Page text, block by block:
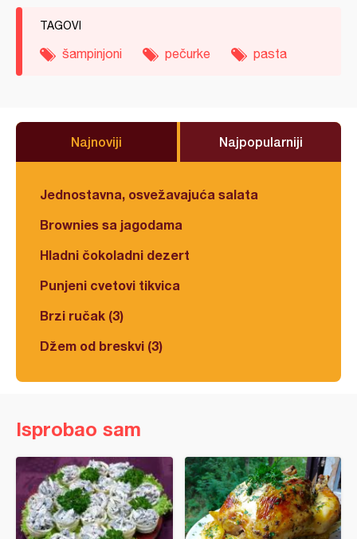
TAGOVI
šampinjoni pečurke pasta
Najnoviji Najpopularniji
Jednostavna, osvežavajuća salata
Brownies sa jagodama
Hladni čokoladni dezert
Punjeni cvetovi tikvica
Brzi ručak (3)
Džem od breskvi (3)
Isprobao sam